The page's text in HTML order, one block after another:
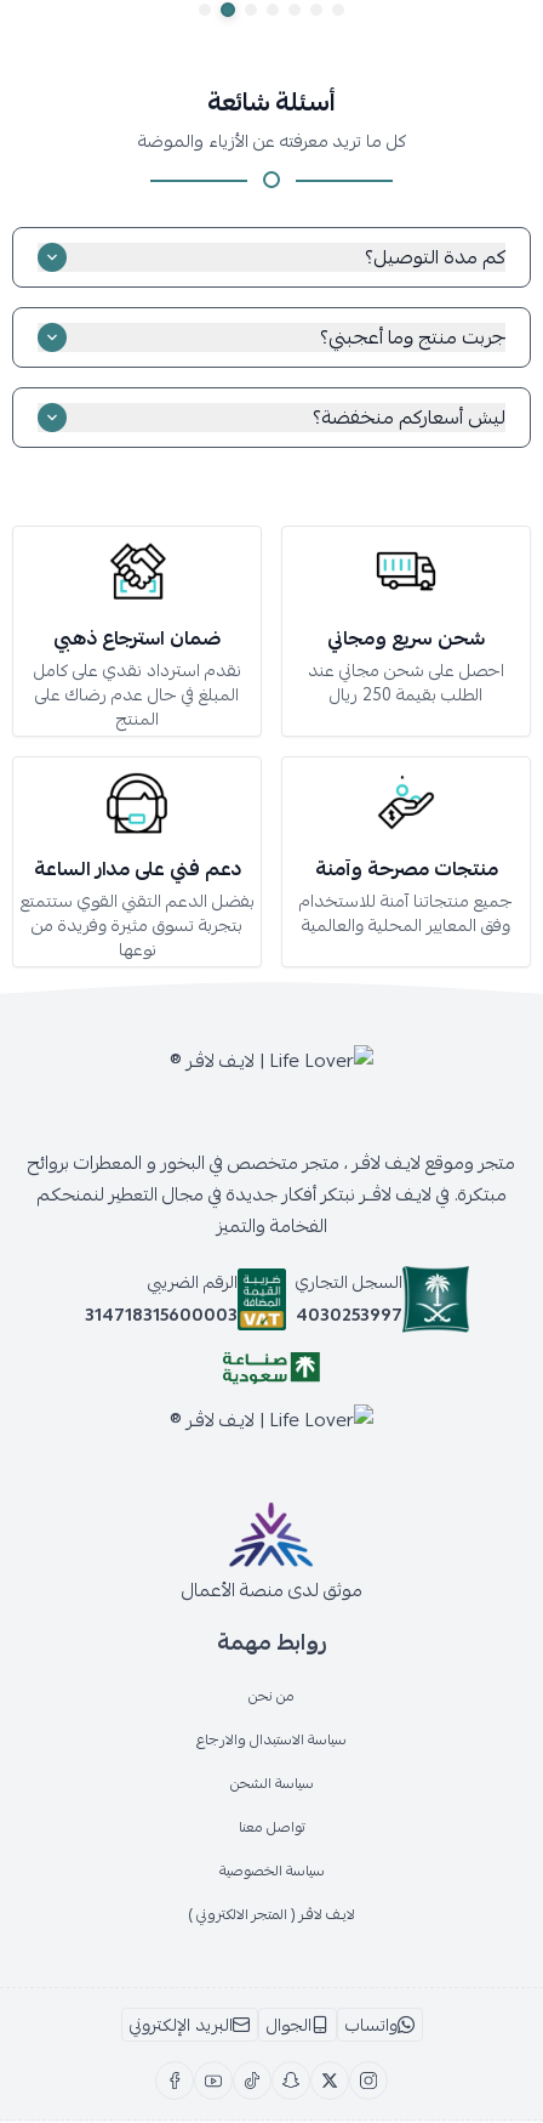
أسئلة شائعة
كل ما تريد معرفته عن الأزياء والموضة
كم مدة التوصيل؟
جربت منتج وما أعجبني؟
المنتج، للاطلاع على سياسة الاسترجاع
ليش أسعاركم منخفضة؟
شحن سريع ومجاني
احصل على شحن مجاني عند
الطلب بقيمة 250 ريال
ضمان استرجاع ذهبي
نقدم استرداد نقدي على كامل
المبلغ في حال عدم رضاك على
المنتج
منتجات مصرحة وآمنة
جميع منتجاتنا آمنة للاستخدام
وفق المعايير المحلية والعالمية
دعم فني على مدار الساعة
بفضل الدعم التقني القوي ستتمتع
بتجربة تسوق مثيرة وفريدة من
نوعها
روابط مهمة
من نحن
سياسة الاستبدال والارجاع
سياسة الشحن
تواصل معنا
سياسة الخصوصية
لايـف لاڤـر ( المتجر الالكتروني )
متجر وموقع لايـف لاڤـر ، متجر متخصص في البخور و المعطرات بروائح
مبتكرة. في لايـف لاڤــر نبتكر أفكار جديدة في مجال التعطير لنمنحكم
الفخامة والتميز
السجل التجاري
4030253997
الرقم الضريبي
314718315600003
موثق لدى منصة الأعمال
واتساب الجوال البريد الإلكتروني